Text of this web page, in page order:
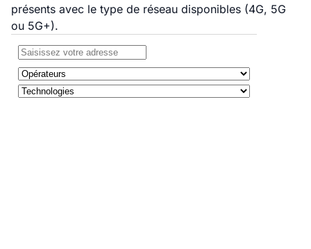
présents avec le type de réseau disponibles (4G, 5G
ou 5G+).